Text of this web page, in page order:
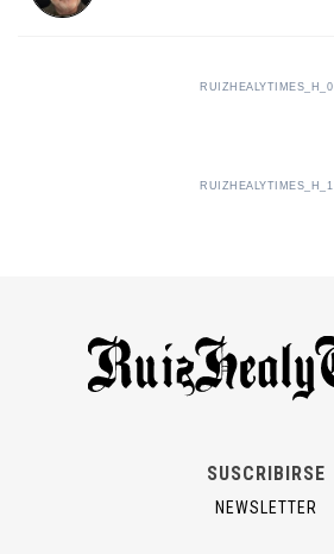
RUIZHEALYTIMES_H_0
RUIZHEALYTIMES_H_1
SUSCRIBIRSE
NEWSLETTER